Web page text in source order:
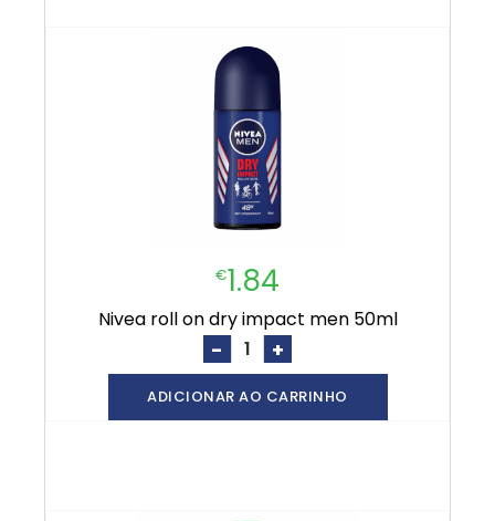
€1.84
nivea roll on dry impact men 50ml
- +
ADICIONAR AO CARRINHO